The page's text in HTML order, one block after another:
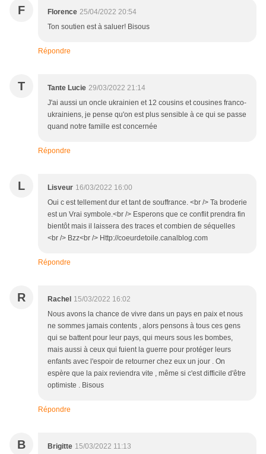
F Florence 25/04/2022 20:54
Ton soutien est à saluer! Bisous
Répondre
T Tante Lucie 29/03/2022 21:14
J'ai aussi un oncle ukrainien et 12 cousins et cousines franco-
ukrainiens, je pense qu'on est plus sensible à ce qui se passe
quand notre famille est concernée
Répondre
L Lisveur 16/03/2022 16:00
Oui c est tellement dur et tant de souffrance. <br /> Ta broderie
est un Vrai symbole.<br /> Esperons que ce conflit prendra fin
bientôt mais il laissera des traces et combien de séquelles
<br /> Bzz<br /> Http://coeurdetoile.canalblog.com
Répondre
R Rachel 15/03/2022 16:02
Nous avons la chance de vivre dans un pays en paix et nous
ne sommes jamais contents , alors pensons à tous ces gens
qui se battent pour leur pays, qui meurs sous les bombes,
mais aussi à ceux qui fuient la guerre pour protéger leurs
enfants avec l'espoir de retourner chez eux un jour . On
espère que la paix reviendra vite , même si c'est difficile d'être
optimiste . Bisous
Répondre
B Brigitte 15/03/2022 11:13